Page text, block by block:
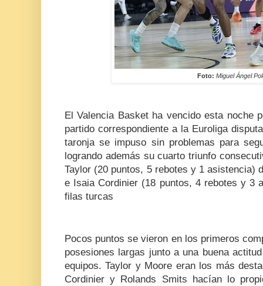
Foto: Miguel Ángel
El Valencia Basket ha vencido esta noche
partido correspondiente a la Euroliga
taronja se impuso sin problemas para
logrando además su cuarto triunfo
Taylor (20 puntos, 5 rebotes y 1 asistencia)
e Isaia Cordinier (18 puntos, 4 rebotes y 3
filas turcas
Pocos puntos se vieron en los primeros
posesiones largas junto a una buena
equipos. Taylor y Moore eran los más
Cordinier y Rolands Smits hacían lo